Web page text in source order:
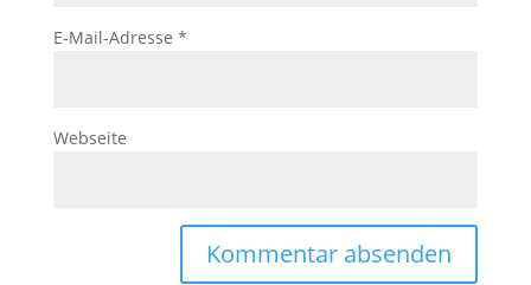
E-Mail-Adresse *
Webseite